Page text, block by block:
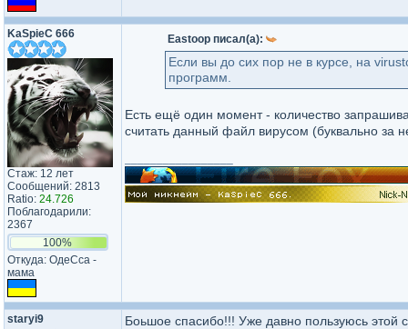
KaSpieC 666
Стаж: 12 лет
Сообщений: 2813
Ratio: 24.726
Поблагодарили:
2367
100%
Откуда: ОдеСса -
мама
Eastoop писал(а):
Если вы до сих пор не в курсе, на
программ.
Есть ещё один момент - количество
считать данный файл вирусом (буквально за
staryi9
Боьшое спасибо!!! Уже давно пользуюсь этой